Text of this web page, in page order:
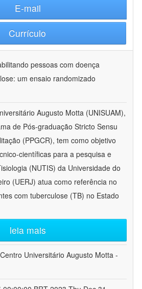
E-mail
Currículo
pessoas com doença
um ensaio randomizado
Augusto Motta (UNISUAM),
de Pós-graduação Stricto Sensu
(PPGCR), tem como objetivo
científicas para a pesquisa e
(NUTIS) da Universidade do
(UERJ) atua como referência no
com tuberculose (TB) no Estado
leia mais
Centro Universitário Augusto Motta -